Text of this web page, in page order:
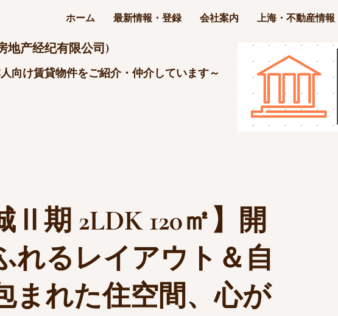
地产经纪有限公司)
向け賃貸物件をご紹介・仲介しています～
ホーム 最新情報・登録 会社案内 上海・不動産情報
Ⅱ期 2LDK 120㎡】開
れるレイアウト＆自
まれた住空間、心が